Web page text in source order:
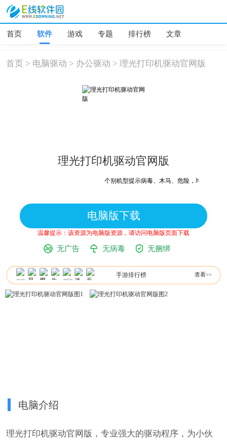
首页 软件 游戏 专题 排行榜 文章
首页 > 电脑驱动 > 办公驱动 >理光打印机驱动官网版
理光打印机驱动官网版
个别机型提示病毒、木马、危险，均为误报可放
电脑版下载
温馨提示：该资源为电脑版资源，请访问电脑版页面下载
无广告 无病毒 无捆绑
手游排行榜 查看>>
电脑介绍
理光打印机驱动官网版，专业强大的驱动程序，为小伙